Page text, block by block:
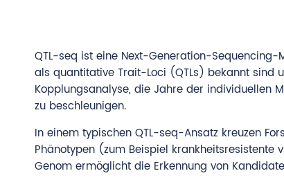
QTL-seq ist eine Next-Generation-
als quantitative Trait-Loci (QTLs) bekannt sind
Kopplungsanalyse, die Jahre der individuellen
zu beschleunigen.
In einem typischen QTL-seq-Ansatz kreuzen
Phänotypen (zum Beispiel krankheitsresistente
Genom ermöglicht die Erkennung von